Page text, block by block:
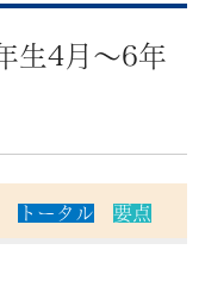
生4月～6年
トータル 要点